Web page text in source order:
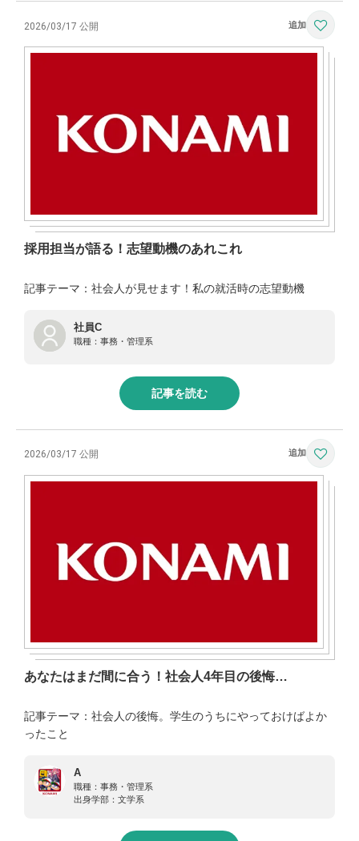
2026/03/17 公開
採用担当が語る！志望動機のあれこれ
記事テーマ：社会人が見せます！私の就活時の志望動機
社員C
職種： 事務・管理系
記事を読む
2026/03/17 公開
あなたはまだ間に合う！社会人4年目の後悔…
記事テーマ：社会人の後悔。学生のうちにやっておけばよか
ったこと
A
職種： 事務・管理系
出身学部： 文学系